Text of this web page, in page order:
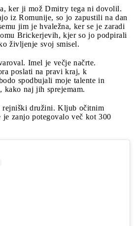
ker ji mož Dmitry tega ni dovolil.
iz Romunije, so jo zapustili na dan
jim je hvaležna, ker se je zaradi
Brickerjevih, kjer so jo podpirali
življenje svoj smisel.
Imel je večje načrte.
poslati na pravi kraj, k
spodbujali moje talente in
kako naj jih sprejemam.
rejniški družini. Kljub očitnim
je zanjo potegovalo več kot 300